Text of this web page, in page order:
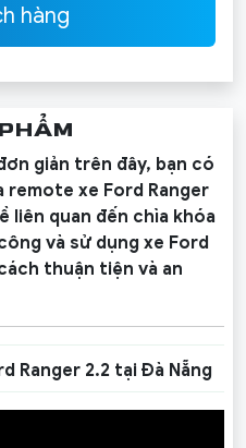
hàng
giản trên đây, bạn có
remote xe Ford Ranger
liên quan đến chìa khóa
và sử dụng xe Ford
thuận tiện và an
Ranger 2.2 tại Đà Nẵng